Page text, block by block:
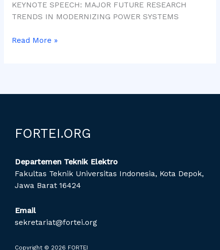
KEYNOTE SPEECH: MAJOR FUTURE RESEARCH
TRENDS IN MODERNIZING POWER SYSTEMS
Read More »
FORTEI.ORG
Departemen Teknik Elektro
Fakultas Teknik Universitas Indonesia, Kota Depok,
Jawa Barat 16424
Email
sekretariat@fortei.org
Copyright © 2026 FORTEI